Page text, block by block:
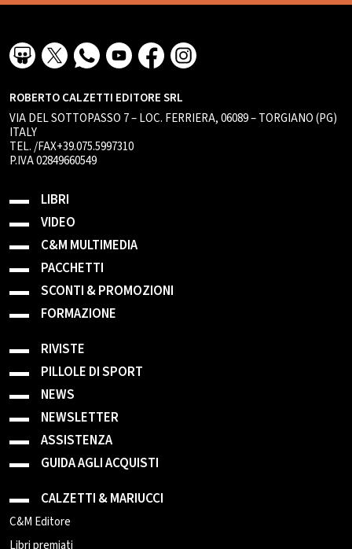
ROBERTO CALZETTI EDITORE SRL
VIA DEL SOTTOPASSO 7 – LOC. FERRIERA, 06089 – TORGIANO (PG)
ITALY
TEL. /FAX+39.075.5997310
P.IVA 02849660549
LIBRI
VIDEO
C&M MULTIMEDIA
PACCHETTI
SCONTI & PROMOZIONI
FORMAZIONE
RIVISTE
PILLOLE DI SPORT
NEWS
NEWSLETTER
ASSISTENZA
GUIDA AGLI ACQUISTI
CALZETTI & MARIUCCI
C&M Editore
Libri premiati